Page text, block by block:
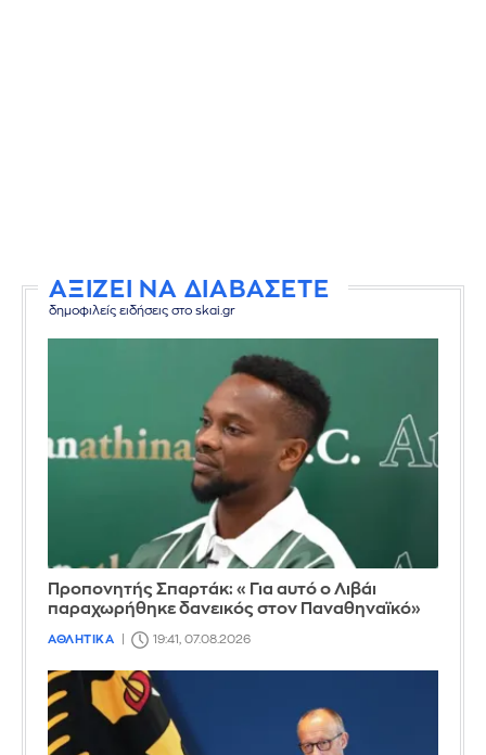
ΑΞΙΖΕΙ ΝΑ ΔΙΑΒΑΣΕΤΕ
δημοφιλείς ειδήσεις στο skai.gr
Προπονητής Σπαρτάκ: «Για αυτό ο Λιβάι
παραχωρήθηκε δανεικός στον Παναθηναϊκό»
ΑΘΛΗΤΙΚΑ 19:41, 07.08.2026